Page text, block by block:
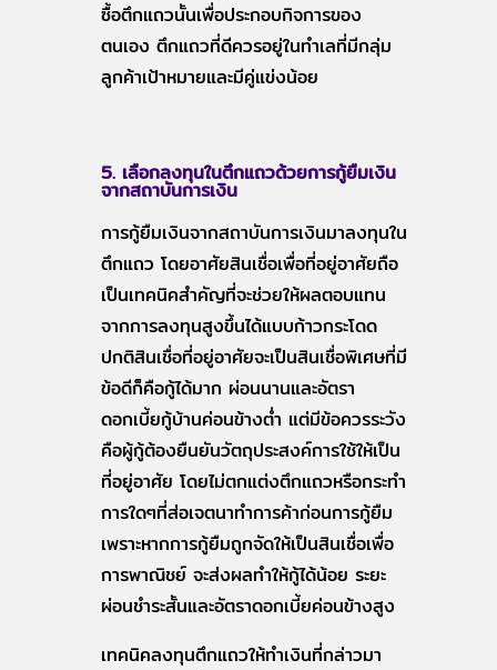
ซื้อตึกแถวนั้นเพื่อประกอบกิจการของ
ตนเอง ตึกแถวที่ดีควรอยู่ในทำเลที่มีกลุ่ม
ลูกค้าเป้าหมายและมีคู่แข่งน้อย
5. เลือกลงทุนในตึกแถวด้วยการกู้ยืมเงิน
จากสถาบันการเงิน
การกู้ยืมเงินจากสถาบันการเงินมาลงทุนใน
ตึกแถว โดยอาศัยสินเชื่อเพื่อที่อยู่อาศัยถือ
เป็นเทคนิคสำคัญที่จะช่วยให้ผลตอบแทน
จากการลงทุนสูงขึ้นได้แบบก้าวกระโดด
ปกติสินเชื่อที่อยู่อาศัยจะเป็นสินเชื่อพิเศษที่มี
ข้อดีก็คือกู้ได้มาก ผ่อนนานและอัตรา
ดอกเบี้ยกู้บ้านค่อนข้างต่ำ แต่มีข้อควรระวัง
คือผู้กู้ต้องยืนยันวัตถุประสงค์การใช้ให้เป็น
ที่อยู่อาศัย โดยไม่ตกแต่งตึกแถวหรือกระทำ
การใดๆที่ส่อเจตนาทำการค้าก่อนการกู้ยืม
เพราะหากการกู้ยืมถูกจัดให้เป็นสินเชื่อเพื่อ
การพาณิชย์ จะส่งผลทำให้กู้ได้น้อย ระยะ
ผ่อนชำระสั้นและอัตราดอกเบี้ยค่อนข้างสูง
เทคนิคลงทุนตึกแถวให้ทำเงินที่กล่าวมา